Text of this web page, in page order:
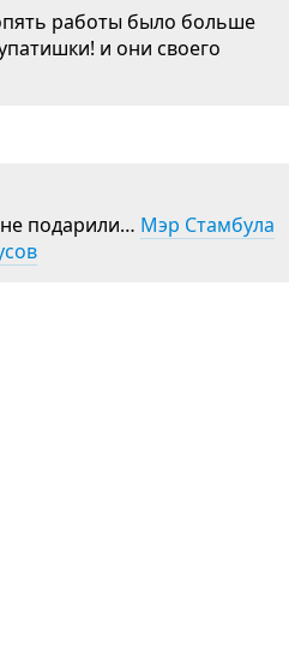
работы было больше
и они своего
подарили… Мэр Стамбула